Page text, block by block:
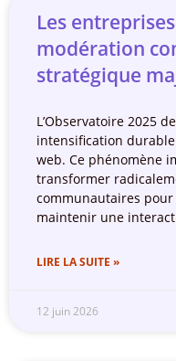
Les
modération
stratégique
L’Observatoire 2025
intensification
web. Ce phénomène
transformer
communautaires
maintenir une
LIRE LA SUITE »
12 juin 2026